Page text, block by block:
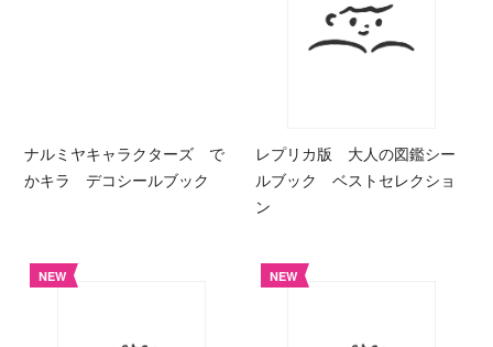
ナルミヤキャラクターズ で
かキラ デコシールブック
レプリカ版 大人の図鑑シー
ルブック ベストセレクショ
ン
NEW NEW